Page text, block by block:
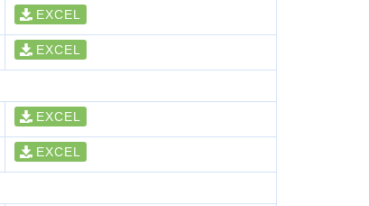
EXCEL
EXCEL
EXCEL
EXCEL